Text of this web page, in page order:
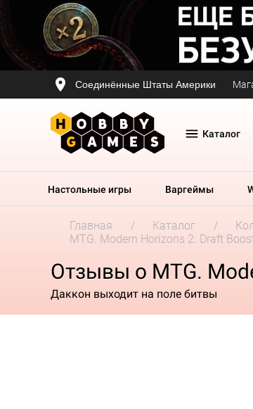
Соединённые Штаты Америки
Каталог
Настольные игры Варгеймы
Главная Каталог
MTG. Modern Horizons 2. Draft
Отзывы о MTG.
Даккон выходит на поле битвы